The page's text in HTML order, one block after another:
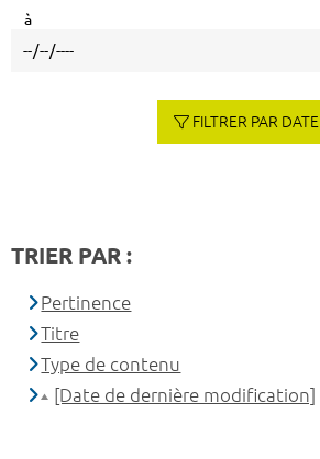
à
FILTRER PAR DATE
TRIER PAR :
Pertinence
Titre
Type de contenu
[Date de dernière modification]